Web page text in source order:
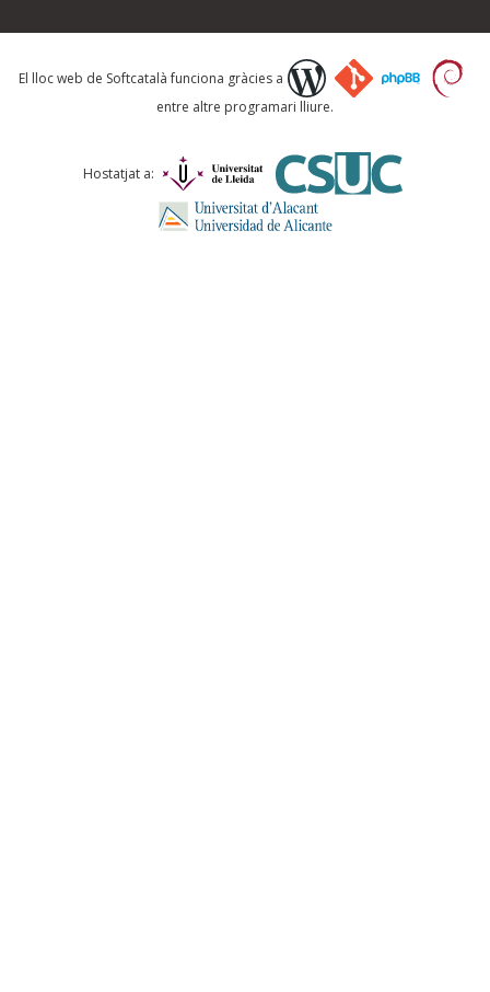
Què proposeu?
Comentari *
El lloc web de Softcatalà funciona gràcies a
entre altre programari lliure.
Hostatjat a: